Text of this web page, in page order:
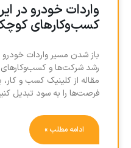
واردات خودرو در
کسب‌وکارهای
باز شدن مسیر واردات خودرو
رشد شرکت‌ها و
مقاله از کلینیک کسب و
فرصت‌ها را به سود تبدیل
ادامه مطلب »